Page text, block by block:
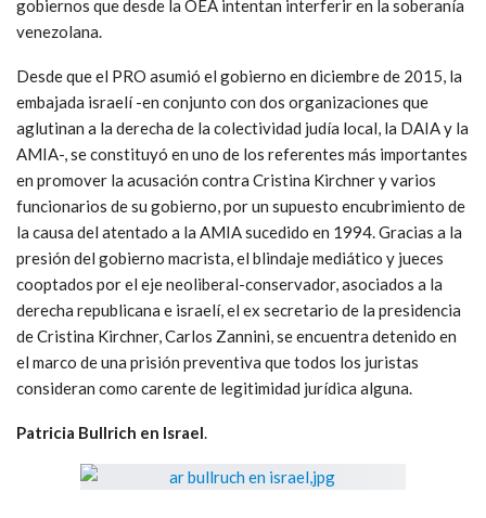
gobiernos que desde la OEA intentan interferir en la soberanía
venezolana.
Desde que el PRO asumió el gobierno en diciembre de 2015, la
embajada israelí -en conjunto con dos organizaciones que
aglutinan a la derecha de la colectividad judía local, la DAIA y la
AMIA-, se constituyó en uno de los referentes más importantes
en promover la acusación contra Cristina Kirchner y varios
funcionarios de su gobierno, por un supuesto encubrimiento de
la causa del atentado a la AMIA sucedido en 1994. Gracias a la
presión del gobierno macrista, el blindaje mediático y jueces
cooptados por el eje neoliberal-conservador, asociados a la
derecha republicana e israelí, el ex secretario de la presidencia
de Cristina Kirchner, Carlos Zannini, se encuentra detenido en
el marco de una prisión preventiva que todos los juristas
consideran como carente de legitimidad jurídica alguna.
Patricia Bullrich en Israel